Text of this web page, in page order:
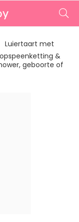
Luiertaart met
&
geboorte of